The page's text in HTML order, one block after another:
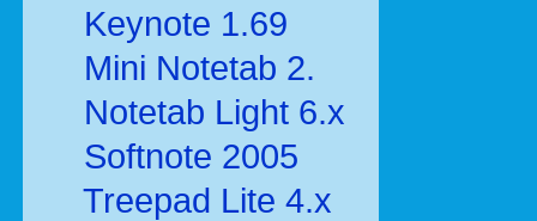
Keynote 1.69
Mini Notetab 2.
Notetab Light 6.x
Softnote 2005
Treepad Lite 4.x